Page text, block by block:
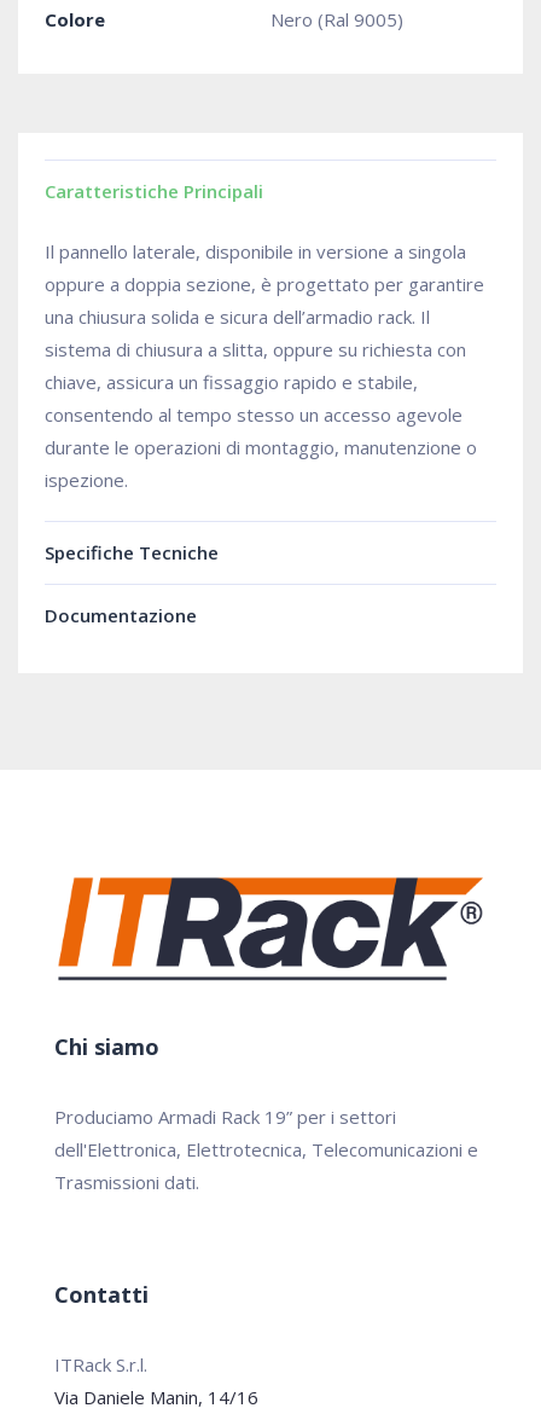
Colore
Nero (Ral 9005)
Caratteristiche Principali
Il pannello laterale, disponibile in versione a singola
oppure a doppia sezione, è progettato per garantire
una chiusura solida e sicura dell’armadio rack. Il
sistema di chiusura a slitta, oppure su richiesta con
chiave, assicura un fissaggio rapido e stabile,
consentendo al tempo stesso un accesso agevole
durante le operazioni di montaggio, manutenzione o
ispezione.
Specifiche Tecniche
Documentazione
Chi siamo
Produciamo Armadi Rack 19” per i settori
dell'Elettronica, Elettrotecnica, Telecomunicazioni e
Trasmissioni dati.
Contatti
ITRack S.r.l.
Via Daniele Manin, 14/16